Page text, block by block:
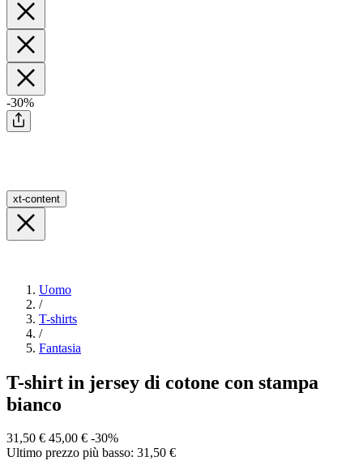
-30%
xt-content
Uomo
/
T-shirts
/
Fantasia
T-shirt in jersey di cotone con stampa
bianco
31,50 € 45,00 € -30%
Ultimo prezzo più basso: 31,50 €